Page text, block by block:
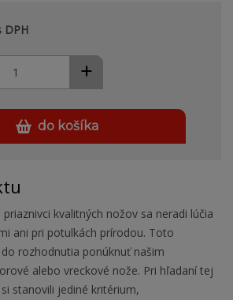
DPH
+
do košíka
kvalitných nožov sa neradi lúčia
ani pri potulkách prírodou. Toto
rozhodnutia ponúknuť našim
alebo vreckové nože. Pri hľadaní tej
stanovili jediné kritérium,